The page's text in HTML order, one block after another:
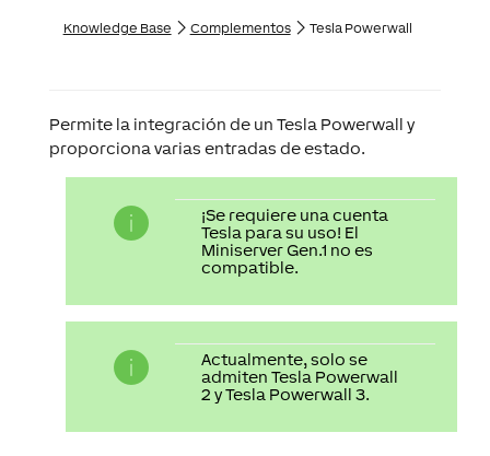
Knowledge Base Complementos Tesla Powerwall
Permite la integración de un Tesla Powerwall y
proporciona varias entradas de estado.
¡Se requiere una cuenta
Tesla para su uso! El
Miniserver Gen.1 no es
compatible.
Actualmente, solo se
admiten Tesla Powerwall
2 y Tesla Powerwall 3.